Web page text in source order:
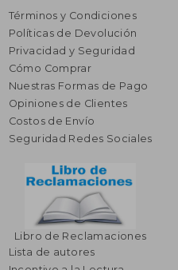
Términos y Condiciones
Políticas de Devolución
Privacidad y Seguridad
Cómo Comprar
Nuestras Formas de Pago
Opiniones de Clientes
Costos de Envío
Seguridad Redes Sociales
Libro de Reclamaciones
Lista de autores